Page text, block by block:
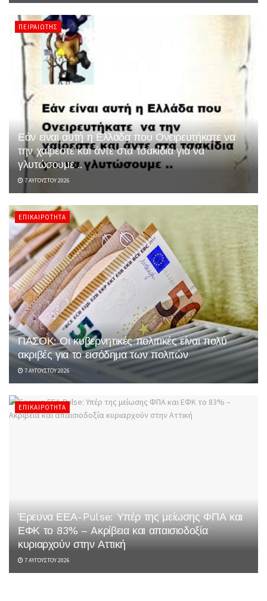
ΠΕΙΡΑΙΏΤΗΣ
Εάν είναι αυτή η Ελλάδα που Ονειρευτήκατε να
την χαίρεστε και άντε στα τσακίδια για να
γλυτώσουμε ..
7 ΑΥΓΟΎΣΤΟΥ 2026
ΕΠΙΚΑΙΡΌΤΗΤΑ
ΠΑΣΟΚ: Οι κυβερνητικές πολιτικές είναι πολύ
ακριβές για το εισόδημα των πολιτών
7 ΑΥΓΟΎΣΤΟΥ 2026
ΕΠΙΚΑΙΡΌΤΗΤΑ
Έρευνα ΕΕΑ-Pulse: Υπέρ της μείωσης ΦΠΑ και
ΕΦΚ το 83% – Aκρίβεια και απαισιοδοξία
κυριαρχούν στην Αττική
7 ΑΥΓΟΎΣΤΟΥ 2026